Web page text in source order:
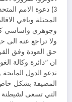
3) دعوة الامم
المحتلة وباقي
وجوهري واساسي
ولا تراجع عنه الى
حق العودة وفق القرار
ان “دائرة وكالة
تدعو الدول المانحة
المضيفة بشكل
التي تسعى لشيطنة